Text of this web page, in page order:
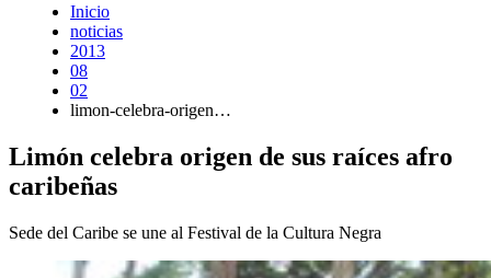
Inicio
noticias
2013
08
02
limon-celebra-origen…
Limón celebra origen de sus raíces afro
caribeñas
Sede del Caribe se une al Festival de la Cultura Negra